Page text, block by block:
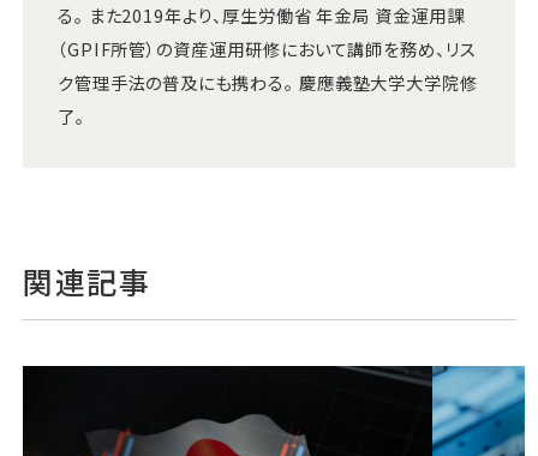
る。 また2019年より、厚生労働省 年金局 資金運用課
（GPIF所管）の資産運用研修において講師を務め、リス
ク管理手法の普及にも携わる。 慶應義塾大学大学院修
了。
関連記事